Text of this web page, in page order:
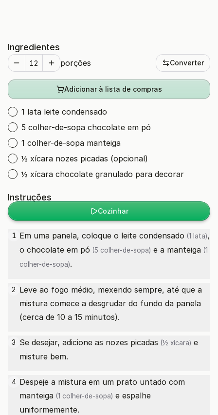
Ingredientes
porções Converter
Adicionar à lista de compras
1 lata leite condensado
5 colher-de-sopa chocolate em pó
1 colher-de-sopa manteiga
½ xícara nozes picadas (opcional)
½ xícara chocolate granulado para decorar
Instruções
Cozinhar
1 Em uma panela, coloque o leite condensado (1 lata),
o chocolate em pó (5 colher-de-sopa) e a manteiga (1
colher-de-sopa).
2 Leve ao fogo médio, mexendo sempre, até que a
mistura comece a desgrudar do fundo da panela
(cerca de 10 a 15 minutos).
3 Se desejar, adicione as nozes picadas (½ xícara) e
misture bem.
4 Despeje a mistura em um prato untado com
manteiga (1 colher-de-sopa) e espalhe
uniformemente.